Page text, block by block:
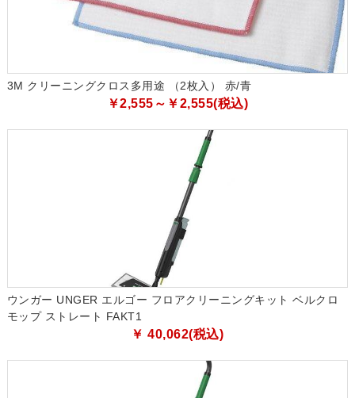
3M クリーニングクロス多用途 （2枚入） 赤/青
￥2,555～￥2,555(税込)
ウンガー UNGER エルゴー フロアクリーニングキット ベルクロ
モップ ストレート FAKT1
￥ 40,062(税込)